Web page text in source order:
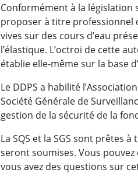
Conformément à la
proposer à titre professionnel
vives sur des cours d’eau
l’élastique. L’octroi de cette
établie elle-même sur la base
Le DDPS a habilité
Société Générale de
gestion de la sécurité de la
La SQS et la SGS sont prêtes
seront soumises. Vous
vous avez des questions sur